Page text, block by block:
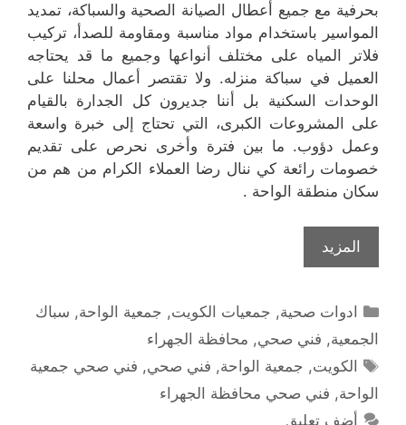
بحرفية مع جميع أعطال الصيانة الصحية والسباكة، تمديد
المواسير باستخدام مواد مناسبة ومقاومة للصدأ، تركيب
فلاتر المياه على مختلف أنواعها وجميع ما قد يحتاجه
العميل في سباكة منزله. ولا تقتصر أعمال محلنا على
الوحدات السكنية بل أننا جديرون كل الجدارة بالقيام
على المشروعات الكبرى، التي تحتاج إلى خبرة واسعة
وعمل دؤوب. ما بين فترة وأخرى نحرص على تقديم
خصومات رائعة كي ننال رضا العملاء الكرام من هم من
سكان منطقة الواحة .
المزيد
التصنيفات
ادوات صحية, جمعيات الكويت, جمعية الواحة, سباك
الجمعية, فني صحي, محافظة الجهراء
الوسوم
الكويت, جمعية الواحة, فني صحي, فني صحي جمعية
الواحة, فني صحي محافظة الجهراء
أضف تعليق